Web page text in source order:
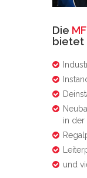
Die MF
bietet
in der
und